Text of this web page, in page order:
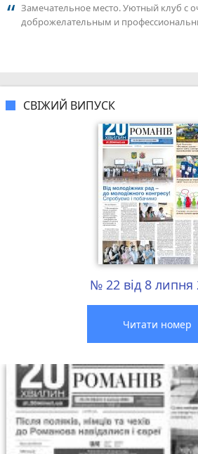
Замечательное место. Уютный клуб с
доброжелательным и
СВІЖИЙ ВИПУСК
№ 22 від 8 липня
Читати номер